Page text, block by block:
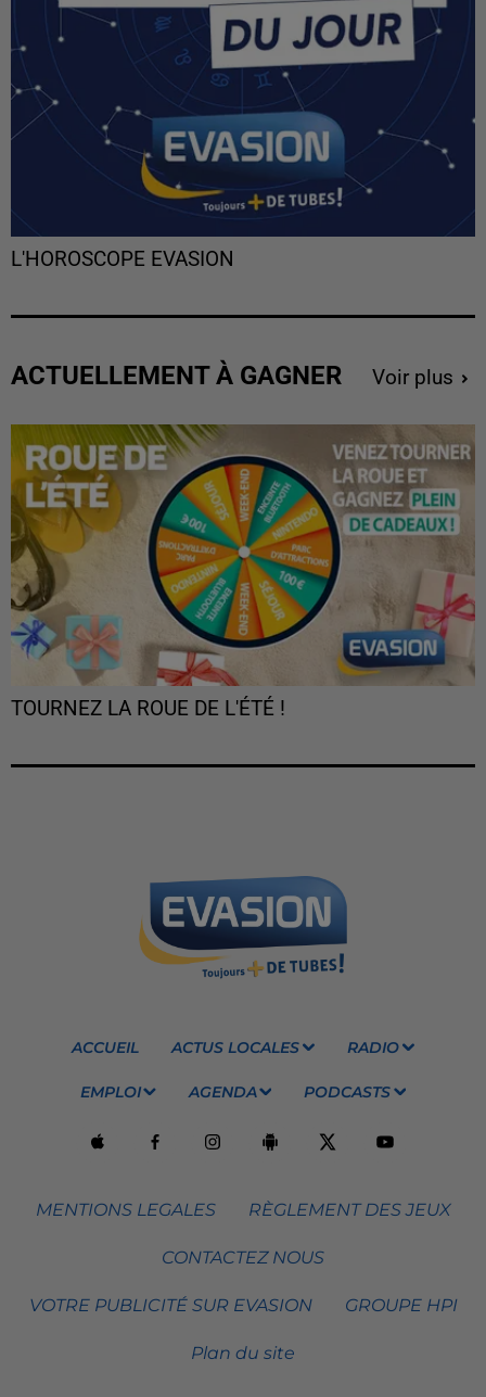
L'HOROSCOPE EVASION
ACTUELLEMENT À GAGNER Voir plus
TOURNEZ LA ROUE DE L'ÉTÉ !
ACCUEIL ACTUS LOCALES RADIO
EMPLOI AGENDA PODCASTS
MENTIONS LEGALES RÈGLEMENT DES JEUX
CONTACTEZ NOUS
VOTRE PUBLICITÉ SUR EVASION GROUPE HPI
Plan du site